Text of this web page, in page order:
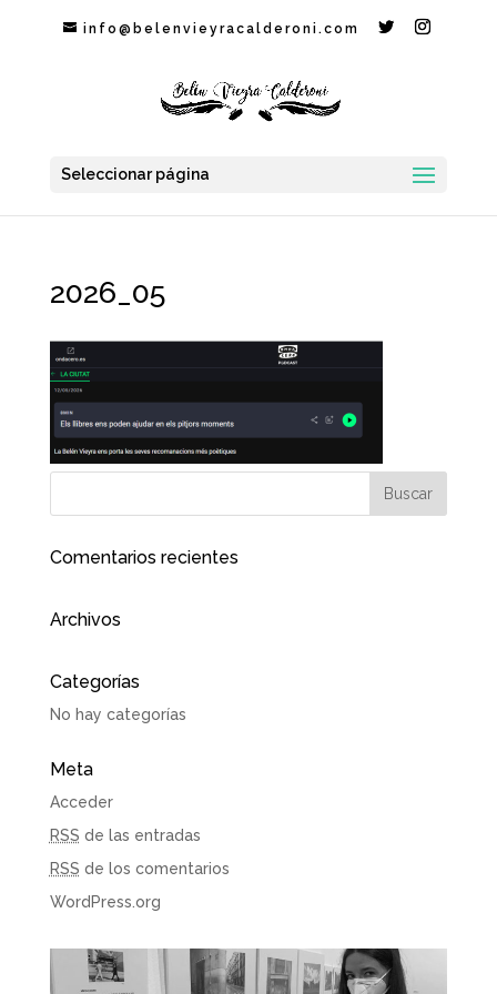
info@belenvieyracalderoni.com
Seleccionar página
2026_05
Comentarios recientes
Archivos
Categorías
No hay categorías
Meta
Acceder
RSS de las entradas
RSS de los comentarios
WordPress.org